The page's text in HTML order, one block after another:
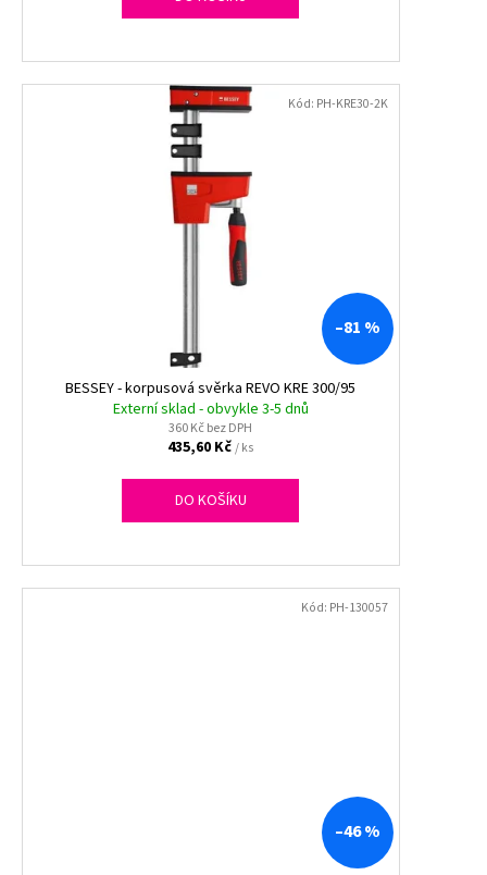
–81 %
BESSEY - korpusová svěrka REVO KRE 300/95
Externí sklad - obvykle 3-5 dnů
360 Kč bez DPH
435,60 Kč/ ks
DO KOŠÍKU
Kód: PH-KRE30-2K
–46 %
Kód: PH-130057